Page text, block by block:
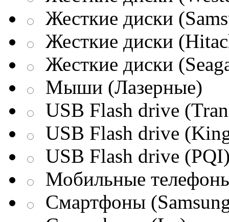
Жесткие диски
Жесткие диски
Жесткие диски
Мыши (Лазерные)
USB Flash drive
USB Flash drive
USB Flash drive
Мобильные
Смартфоны